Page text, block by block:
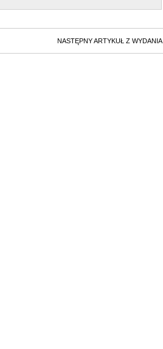
NASTĘPNY ARTYKUŁ Z WYDANIA